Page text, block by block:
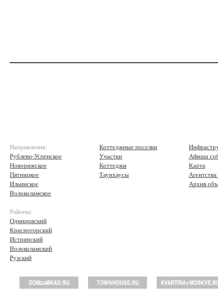
Направления:
Рублево-Успенское
Новорижское
Пятницкое
Ильинское
Волоколамское
Районы:
Одинцовский
Красногорский
Истринский
Волоколамский
Рузский
Коттеджные поселки
Участки
Коттеджи
Таунхаусы
Афиша
Карта
Архив